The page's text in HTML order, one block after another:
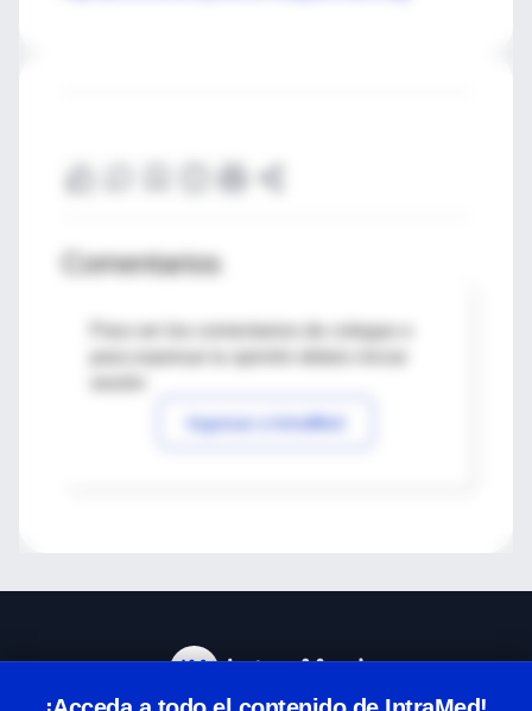
Comentarios
Para ver los comentarios de colegas o
Ingresar a IntraMed